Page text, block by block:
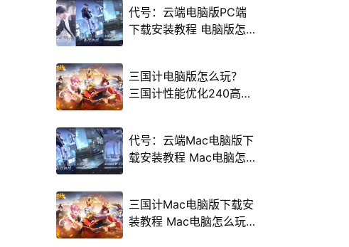
代号：云端电脑版PC端
下载安装教程 电脑版怎
三国计电脑版怎么玩？
三国计性能优化240高帧
代号：云端Mac电脑版下
载安装教程 Mac电脑怎
三国计Mac电脑版下载安
装教程 Mac电脑怎么玩